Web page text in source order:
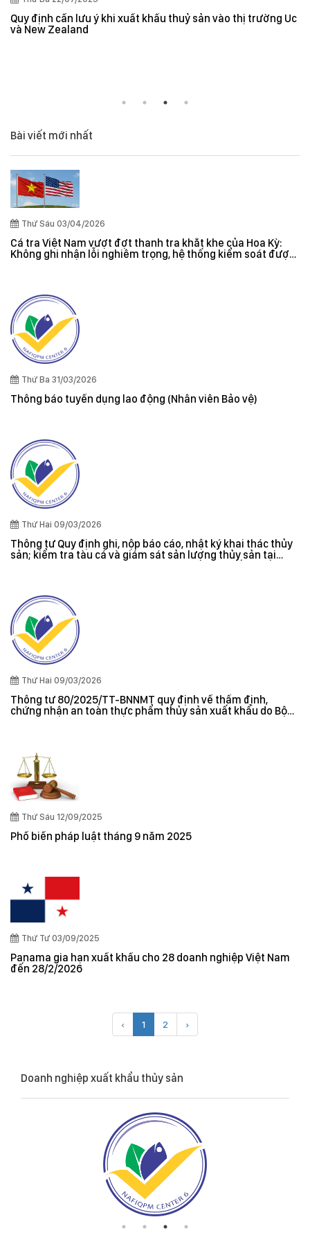
Quy định cần lưu ý khi xuất khẩu thuỷ sản vào thị trường Úc
và New Zealand
Bài viết mới nhất
Thứ Sáu 03/04/2026
Cá tra Việt Nam vượt đợt thanh tra khắt khe của Hoa Kỳ:
Không ghi nhận lỗi nghiêm trọng, hệ thống kiểm soát được
Thứ Ba 31/03/2026
Thông báo tuyển dụng lao động (Nhân viên Bảo vệ)
Thứ Hai 09/03/2026
Thông tư Quy định ghi, nộp báo cáo, nhật ký khai thác thủy
sản; kiểm tra tàu cá và giám sát sản lượng thủy sản tại
Thứ Hai 09/03/2026
Thông tư 80/2025/TT-BNNMT quy định về thẩm định,
chứng nhận an toàn thực phẩm thủy sản xuất khẩu do Bộ
Thứ Sáu 12/09/2025
Phổ biến pháp luật tháng 9 năm 2025
Thứ Tư 03/09/2025
Panama gia hạn xuất khẩu cho 28 doanh nghiệp Việt Nam
đến 28/2/2026
‹ 1 2 ›
Doanh nghiệp xuất khẩu thủy sản